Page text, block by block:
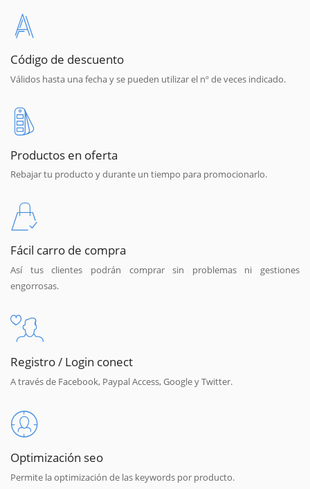
Código de descuento
Válidos hasta una fecha y se pueden utilizar el nº de veces indicado.
Productos en oferta
Rebajar tu producto y durante un tiempo para promocionarlo.
Fácil carro de compra
Así tus clientes podrán comprar sin problemas ni gestiones
engorrosas.
Registro / Login conect
A través de Facebook, Paypal Access, Google y Twitter.
Optimización seo
Permite la optimización de las keywords por producto.